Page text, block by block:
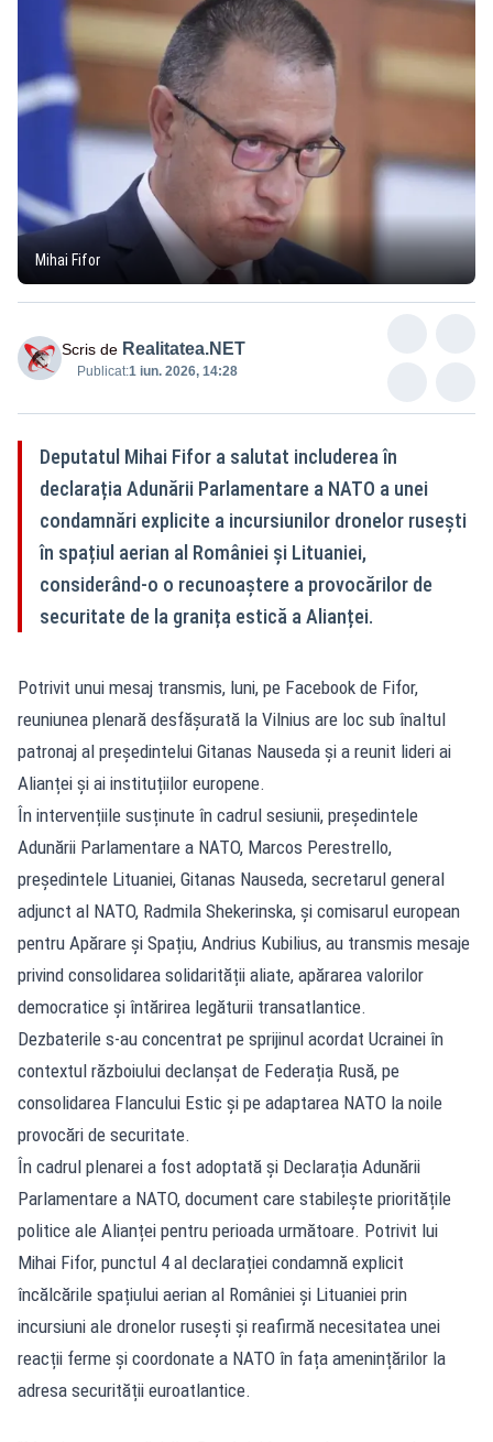
Mihai Fifor
Scris de Realitatea.NET
Publicat:1 iun. 2026, 14:28
Deputatul Mihai Fifor a salutat includerea în
declarația Adunării Parlamentare a NATO a unei
condamnări explicite a incursiunilor dronelor rusești
în spațiul aerian al României și Lituaniei,
considerând-o o recunoaștere a provocărilor de
securitate de la granița estică a Alianței.
Potrivit unui mesaj transmis, luni, pe Facebook de Fifor,
reuniunea plenară desfășurată la Vilnius are loc sub înaltul
patronaj al președintelui Gitanas Nauseda și a reunit lideri ai
Alianței și ai instituțiilor europene.
În intervențiile susținute în cadrul sesiunii, președintele
Adunării Parlamentare a NATO, Marcos Perestrello,
președintele Lituaniei, Gitanas Nauseda, secretarul general
adjunct al NATO, Radmila Shekerinska, și comisarul european
pentru Apărare și Spațiu, Andrius Kubilius, au transmis mesaje
privind consolidarea solidarității aliate, apărarea valorilor
democratice și întărirea legăturii transatlantice.
Dezbaterile s-au concentrat pe sprijinul acordat Ucrainei în
contextul războiului declanșat de Federația Rusă, pe
consolidarea Flancului Estic și pe adaptarea NATO la noile
provocări de securitate.
În cadrul plenarei a fost adoptată și Declarația Adunării
Parlamentare a NATO, document care stabilește prioritățile
politice ale Alianței pentru perioada următoare. Potrivit lui
Mihai Fifor, punctul 4 al declarației condamnă explicit
încălcările spațiului aerian al României și Lituaniei prin
incursiuni ale dronelor rusești și reafirmă necesitatea unei
reacții ferme și coordonate a NATO în fața amenințărilor la
adresa securității euroatlantice.